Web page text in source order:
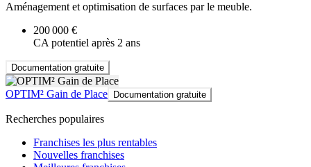
Aménagement et optimisation de surfaces par le meuble.
200 000 €
CA potentiel après 2 ans
Documentation gratuite
OPTIM² Gain de Place Documentation gratuite
Recherches populaires
Franchises les plus rentables
Nouvelles franchises